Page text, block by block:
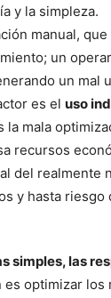
y la simpleza.
manual,
un
un mal
es el uso
la mala
recursos
del realmente
y hasta
simples, las
es optimizar